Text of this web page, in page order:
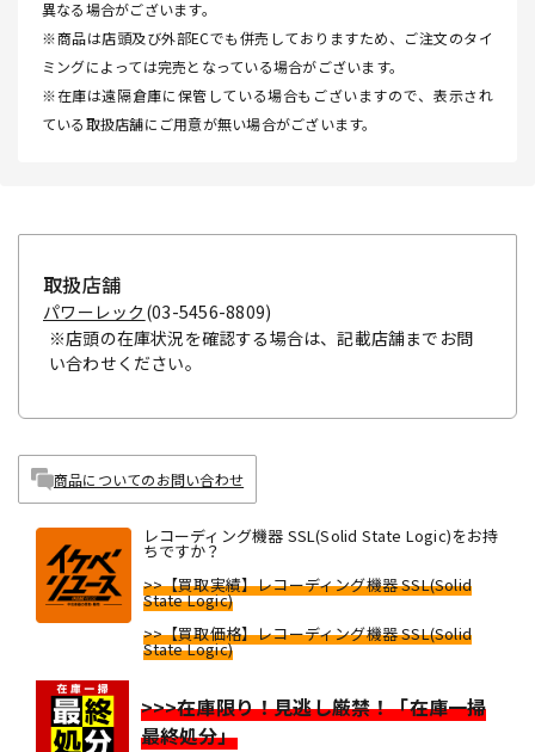
異なる場合がございます。
※商品は店頭及び外部ECでも併売しておりますため、ご注文のタイ
ミングによっては完売となっている場合がございます。
※在庫は遠隔倉庫に保管している場合もございますので、表示され
ている取扱店舗にご用意が無い場合がございます。
取扱店舗
パワーレック (03-5456-8809)
※店頭の在庫状況を確認する場合は、記載店舗までお問
い合わせください。
商品についてのお問い合わせ
レコーディング機器 SSL(Solid State Logic)をお持
ちですか？
>>【買取実績】レコーディング機器 SSL(Solid
State Logic)
>>【買取価格】レコーディング機器 SSL(Solid
State Logic)
>>>在庫限り！見逃し厳禁！「在庫一掃
最終処分」